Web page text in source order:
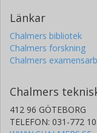
Länkar
Chalmers bibliotek
Chalmers forskning
Chalmers
Chalmers
412 96 GÖTEBORG
TELEFON: 031-772